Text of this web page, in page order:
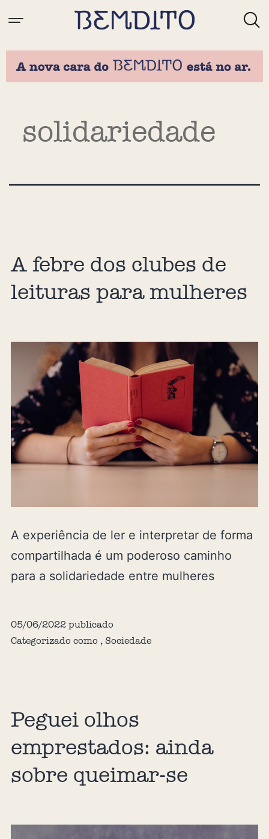
solidariedade
A febre dos clubes de
leituras para mulheres
A experiência de ler e interpretar de forma
compartilhada é um poderoso caminho
para a solidariedade entre mulheres
05/06/2022publicado
Categorizado como , Sociedade
Peguei olhos
emprestados: ainda
sobre queimar-se